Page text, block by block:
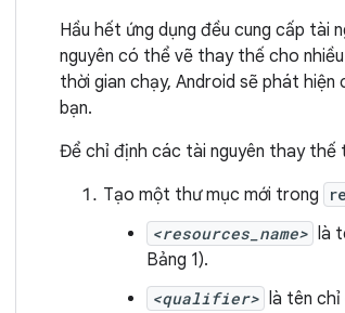
Hầu hết ứng dụng đều cung cấp
nguyên có thể vẽ thay thế cho
thời gian chạy, Android sẽ phát
bạn.
Để chỉ định các tài nguyên thay thế
Tạo một thư mục mới trong
<resources_name> là
Bảng 1).
<qualifier> là tên chỉ